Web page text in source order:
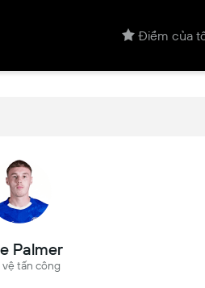
Điểm của
Palmer
vệ tấn công